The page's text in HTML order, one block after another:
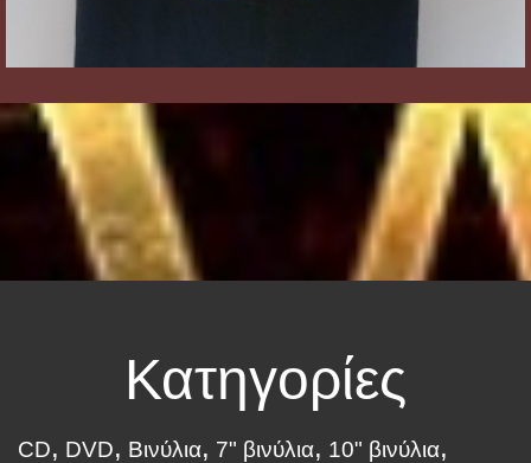
Κατηγορίες
CD DVD Βινύλια 7" βινύλια
10" βινύλια